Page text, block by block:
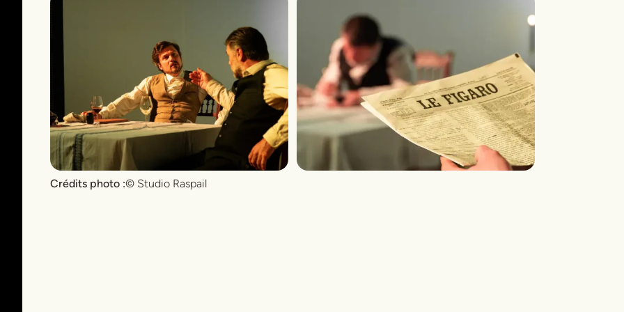
Crédits photo :© Studio Raspail